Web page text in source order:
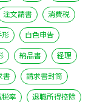
注文請書
消費税
形
白色申告
納品書
経理
書
請求書封筒
率
退職所得控除